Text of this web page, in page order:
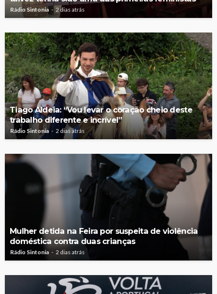
Rádio Sintonia 2 dias atrás
Tiago Aldeia: “Vou levar o coração cheio deste
trabalho diferente e incrível”
Rádio Sintonia 2 dias atrás
Mulher detida na Feira por suspeita de violência
doméstica contra duas crianças
Rádio Sintonia 2 dias atrás